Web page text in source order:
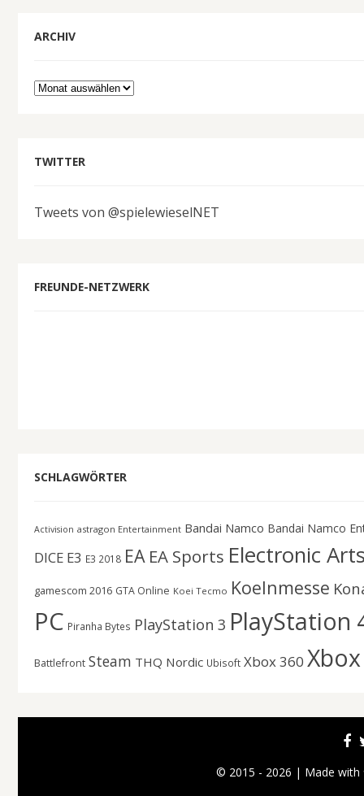
ARCHIV
Archiv
TWITTER
Tweets von @spielewieselNET
FREUNDE-NETZWERK
SCHLAGWÖRTER
Activision astragon Entertainment Bandai Namco Bandai Namco
DICE E3 E3 2018 EA EA Sports Electronic
gamescom 2016 GTA Online Koei Tecmo Koelnmesse
PC Piranha Bytes PlayStation 3 PlayStation
Battlefront Steam THQ Nordic Ubisoft Xbox 360
© 2015 - 2026 | Made